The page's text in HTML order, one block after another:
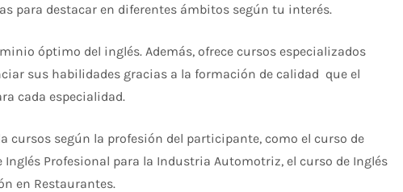
para destacar en diferentes ámbitos según tu interés.
óptimo del inglés. Además, ofrece cursos especializados
sus habilidades gracias a la formación de calidad que el
cada especialidad.
cursos según la profesión del participante, como el curso de
Profesional para la Industria Automotriz, el curso de Inglés
en Restaurantes.